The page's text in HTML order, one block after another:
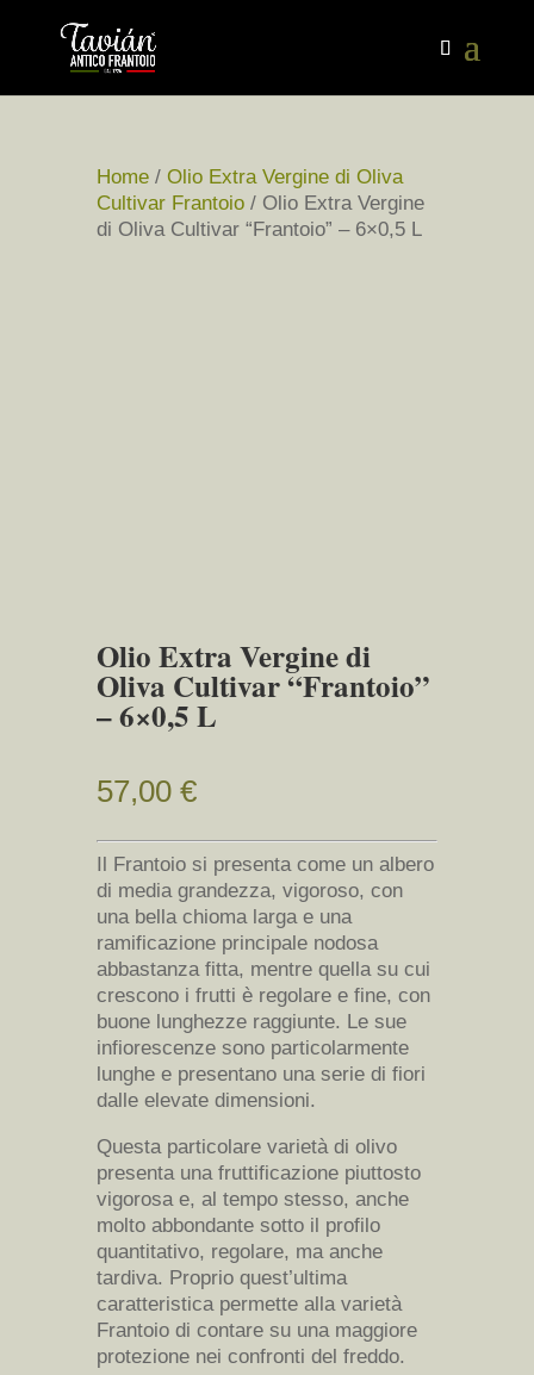
Home/ Olio Extra Vergine di Oliva
Cultivar Frantoio/ Olio Extra Vergine
di Oliva Cultivar “Frantoio” – 6×0,5 L
Olio Extra Vergine di
Oliva Cultivar “Frantoio”
– 6×0,5 L
57,00 €
Il Frantoio si presenta come un albero
di media grandezza, vigoroso, con
una bella chioma larga e una
ramificazione principale nodosa
abbastanza fitta, mentre quella su cui
crescono i frutti è regolare e fine, con
buone lunghezze raggiunte. Le sue
infiorescenze sono particolarmente
lunghe e presentano una serie di fiori
dalle elevate dimensioni.
Questa particolare varietà di olivo
presenta una fruttificazione piuttosto
vigorosa e, al tempo stesso, anche
molto abbondante sotto il profilo
quantitativo, regolare, ma anche
tardiva. Proprio quest’ultima
caratteristica permette alla varietà
Frantoio di contare su una maggiore
protezione nei confronti del freddo.